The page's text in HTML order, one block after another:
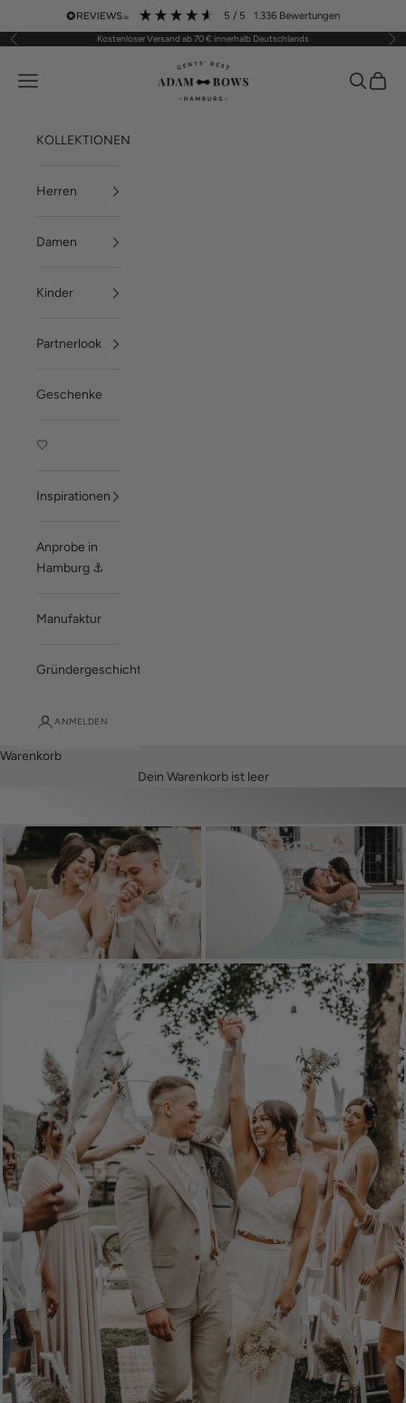
Zum Inhalt springen 5 / 5 1.336 Bewertungen
Zurück Kostenloser Versand ab 70 € innerhalb Deutschlands Vor
ADAM BOWS
Menü Suchen
KOLLEKTIONEN
Herren
Damen
Kinder
Partnerlook
Geschenke
🤍
Inspirationen
Anprobe in
Hamburg ⚓
Manufaktur
Gründergeschichte
ANMELDEN
Warenkorb
Dein Warenkorb ist leer
Summer Breeze